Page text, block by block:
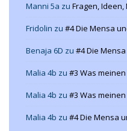
Manni 5a zu Fragen,
Fridolin zu #4 Die Mensa
Benaja 6D zu #4 Die
Malia 4b zu #3 Was
Malia 4b zu #3 Was
Malia 4b zu #4 Die Mensa